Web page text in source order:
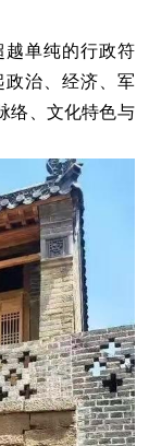
单纯的行政符
政治、经济、军
络、文化特色与